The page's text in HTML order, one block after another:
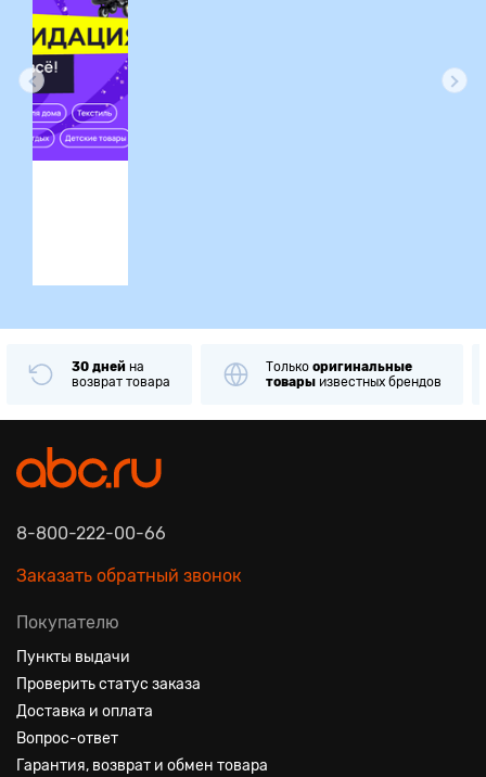
30 дней на
возврат товара
Только оригинальные
товары известных брендов
8-800-222-00-66
Заказать обратный звонок
Покупателю
Пункты выдачи
Проверить статус заказа
Доставка и оплата
Вопрос-ответ
Гарантия, возврат и обмен товара